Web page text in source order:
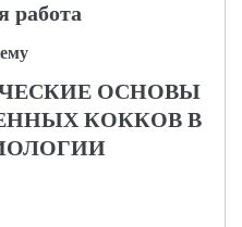
работа
ОСНОВЫ
КОККОВ В